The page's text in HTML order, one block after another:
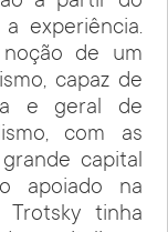
experiência.
de um
capaz de
e geral de
com as
capital
apoiado na
Trotsky tinha